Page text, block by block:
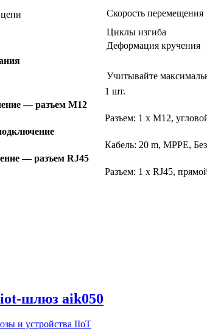
Скорость перемещения
Циклы изгиба
Деформация кручения
Учитывайте
1 шт.
— разъем M12
Разъем: 1 x M12,
Кабель: 20 m, MPPE,
— разъем RJ45
Разъем: 1 x RJ45,
шлюз aik050
и устройства IIoT